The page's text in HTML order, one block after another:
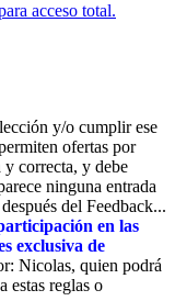
acceso total.
y/o cumplir ese
ofertas por
y correcta, y debe
ninguna entrada
del Feedback...
en las
exclusiva de
Nicolas, quien podrá
estas reglas o